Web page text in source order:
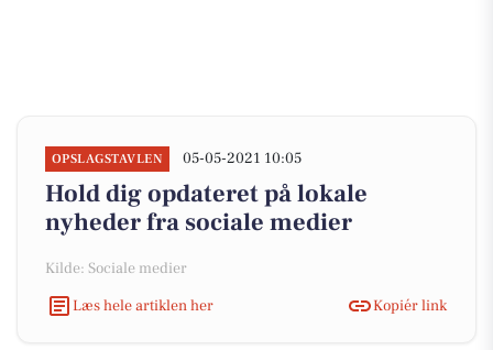
OPSLAGSTAVLEN 05-05-2021 10:05
Hold dig opdateret på lokale
nyheder fra sociale medier
Kilde: Sociale medier
Læs hele artiklen her
Kopiér link